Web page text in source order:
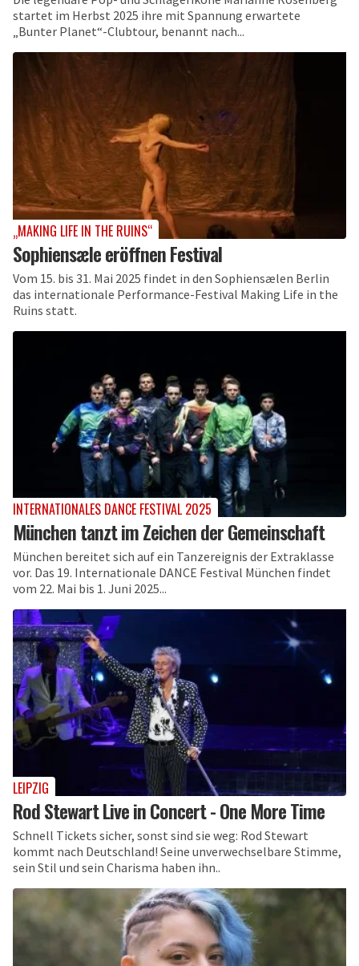
startet im Herbst 2025 ihre mit Spannung erwartete
„Bunter Planet“-Clubtour, benannt nach...
„MAKING LIFE IN THE RUINS“
Sophiensæle eröffnen Festival
Vom 15. bis 31. Mai 2025 findet in den Sophiensælen Berlin
das internationale Performance-Festival Making Life in the
Ruins statt.
INTERNATIONALES DANCE FESTIVAL 2025
München tanzt im Zeichen der Gemeinschaft
München bereitet sich auf ein Tanzereignis der Extraklasse
vor. Das 19. Internationale DANCE Festival München findet
vom 22. Mai bis 1. Juni 2025...
LEIPZIG
Rod Stewart Live in Concert - One More Time
Schnell Tickets sicher, sonst sind sie weg: Rod Stewart
kommt nach Deutschland! Seine unverwechselbare Stimme,
sein Stil und sein Charisma haben ihn..